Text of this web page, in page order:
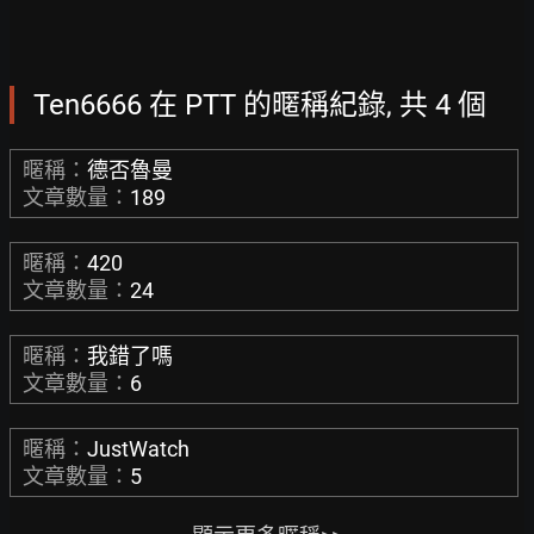
Ten6666 在 PTT 的暱稱紀錄, 共 4 個
暱稱： 德否魯曼
文章數量： 189
暱稱： 420
文章數量： 24
暱稱： 我錯了嗎
文章數量： 6
暱稱： JustWatch
文章數量： 5